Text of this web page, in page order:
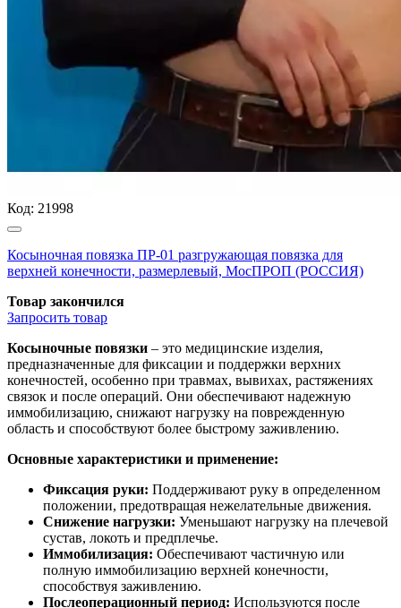
Код: 21998
Косыночная повязка ПР-01 разгружающая повязка для
верхней конечности, размерлевый, МосПРОП (РОССИЯ)
Товар закончился
Запросить товар
Косыночные повязки – это медицинские изделия,
предназначенные для фиксации и поддержки верхних
конечностей, особенно при травмах, вывихах, растяжениях
связок и после операций. Они обеспечивают надежную
иммобилизацию, снижают нагрузку на поврежденную
область и способствуют более быстрому заживлению.
Основные характеристики и применение:
Фиксация руки: Поддерживают руку в определенном
положении, предотвращая нежелательные движения.
Снижение нагрузки: Уменьшают нагрузку на плечевой
сустав, локоть и предплечье.
Иммобилизация: Обеспечивают частичную или
полную иммобилизацию верхней конечности,
способствуя заживлению.
Послеоперационный период: Используются после